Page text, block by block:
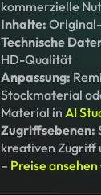
kommerzielle
Inhalte:
Technische
HD-Qualität
Anpassung:
Stockmaterial
Material in AI
Zugriffsebenen:
kreativen Zugriff
– Preise ansehen